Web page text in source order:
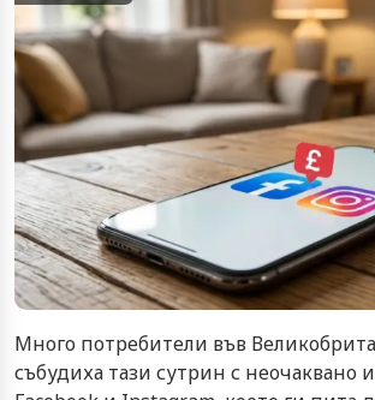
Много потребители във
събудиха тази сутрин с неочаквано